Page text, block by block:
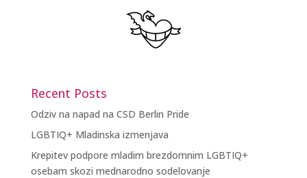
Recent Posts
Odziv na napad na CSD Berlin Pride
LGBTIQ+ Mladinska izmenjava
Krepitev podpore mladim brezdomnim LGBTIQ+
osebam skozi mednarodno sodelovanje